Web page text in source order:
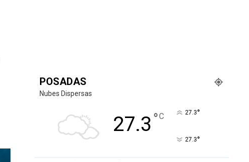
POSADAS
Nubes Dispersas
27.3 °C 27.3°
27.3°